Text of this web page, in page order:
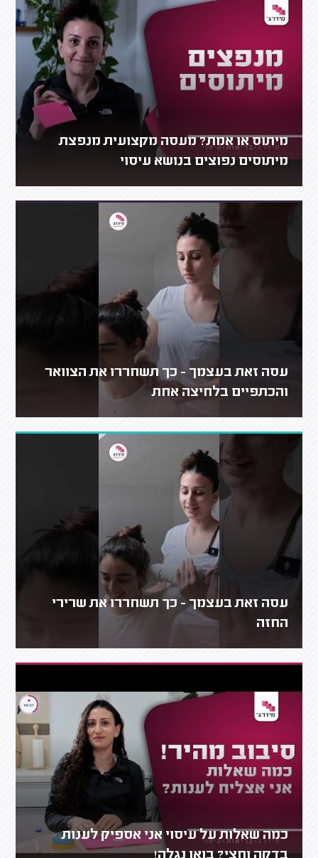
מיתוס או אמת? מעסה מקצועית מנפצת
מיתוסים נפוצים בנושא עיסוי
עסה זאת בעצמך - כך תשחררו את הצוואר
והכתפיים בלחיצה אחת
עסה זאת בעצמך - כך תשחררו את שרירי
החזה
כמה שאלות על עיסוי אני אספיק לענות